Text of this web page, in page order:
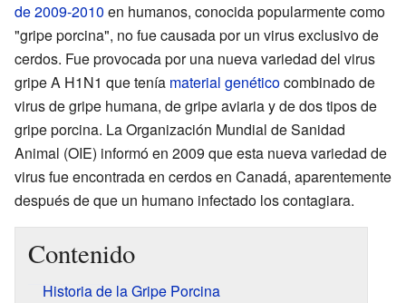
de 2009-2010 en humanos, conocida popularmente como
"gripe porcina", no fue causada por un virus exclusivo de
cerdos. Fue provocada por una nueva variedad del virus
gripe A H1N1 que tenía material genéticocombinado de
virus de gripe humana, de gripe aviaria y de dos tipos de
gripe porcina. La Organización Mundial de Sanidad
Animal (OIE) informó en 2009 que esta nueva variedad de
virus fue encontrada en cerdos en Canadá, aparentemente
después de que un humano infectado los contagiara.
Contenido
Historia de la Gripe Porcina